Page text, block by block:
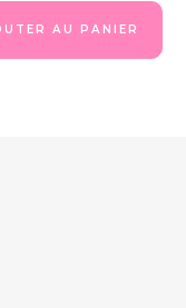
AU PANIER